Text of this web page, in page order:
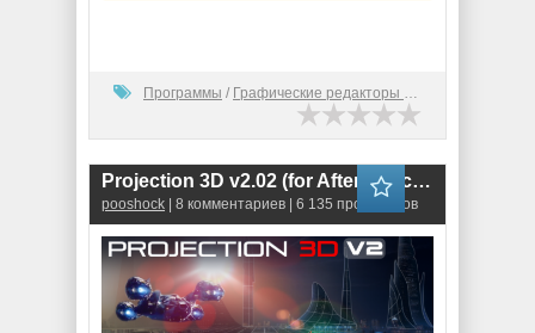
Программы / Графические редакторы (2D)
Projection 3D v2.02 (for After Effects)
pooshock | 8 комментариев | 6 135 просмотров